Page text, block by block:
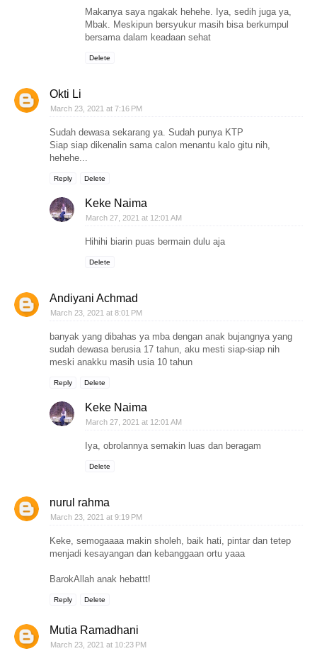
Makanya saya ngakak hehehe. Iya, sedih juga ya,
Mbak. Meskipun bersyukur masih bisa berkumpul
bersama dalam keadaan sehat
Delete
Okti Li
March 23, 2021 at 7:16 PM
Sudah dewasa sekarang ya. Sudah punya KTP
Siap siap dikenalin sama calon menantu kalo gitu nih,
hehehe...
Reply Delete
Keke Naima
March 27, 2021 at 12:01 AM
Hihihi biarin puas bermain dulu aja
Delete
Andiyani Achmad
March 23, 2021 at 8:01 PM
banyak yang dibahas ya mba dengan anak bujangnya yang
sudah dewasa berusia 17 tahun, aku mesti siap-siap nih
meski anakku masih usia 10 tahun
Reply Delete
Keke Naima
March 27, 2021 at 12:01 AM
Iya, obrolannya semakin luas dan beragam
Delete
nurul rahma
March 23, 2021 at 9:19 PM
Keke, semogaaaa makin sholeh, baik hati, pintar dan tetep
menjadi kesayangan dan kebanggaan ortu yaaa
BarokAllah anak hebattt!
Reply Delete
Mutia Ramadhani
March 23, 2021 at 10:23 PM